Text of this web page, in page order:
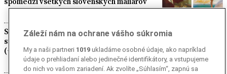
Spoznajte dielo majstra Gibbonsa zo 16.
storočia, Michelangela medzi rezbármi
(+Foto)
Záleží nám na ochrane vášho súkromia
My a naši partneri 1019 ukladáme osobné údaje, ako napríklad
údaje o prehliadaní alebo jedinečné identifikátory, a vstupujeme
do nich vo vašom zariadení. Ak zvolíte „Súhlasím“, zapnú sa